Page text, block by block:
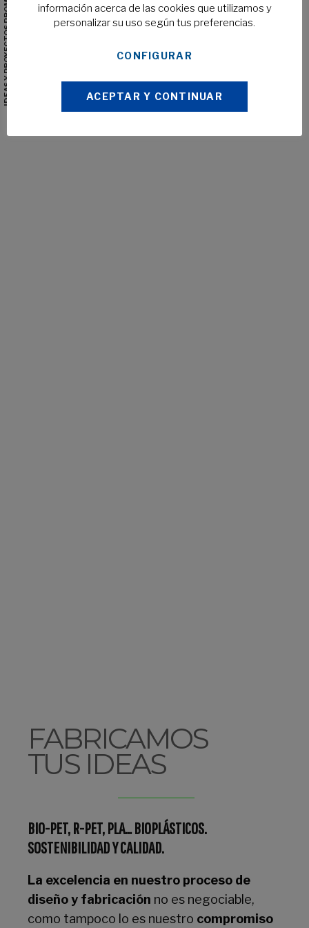
FABRICAMOS
TUS IDEAS
BIO-PET, R-PET, PLA… BIOPLÁSTICOS.
SOSTENIBILIDAD Y CALIDAD.
La excelencia en nuestro proceso de
diseño y fabricación no es negociable,
como tampoco lo es nuestro compromiso
información acerca de las cookies que utilizamos y
personalizar su uso según tus preferencias.
CONFIGURAR
ACEPTAR Y CONTINUAR